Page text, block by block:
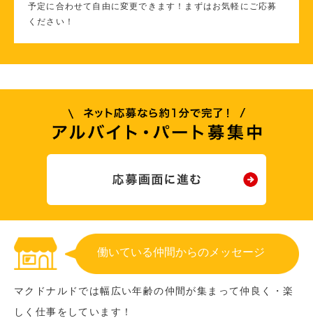
予定に合わせて自由に変更できます！まずはお気軽にご応募
ください！
働いている仲間からのメッセージ
マクドナルドでは幅広い年齢の仲間が集まって仲良く・楽
しく仕事をしています！